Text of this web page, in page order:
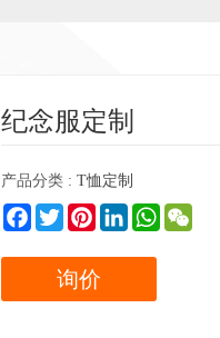
纪念服定制
产品分类 : T恤定制
Facebook
TwitterPinterestLinkedInWhatsApp
询价